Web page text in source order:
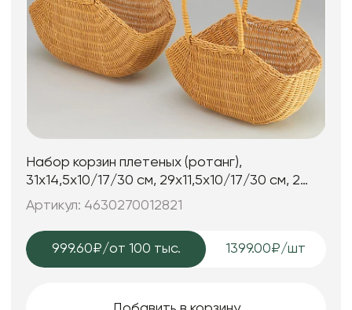
Набор корзин плетеных (ротанг),
31x14,5x10/17/30 см, 29x11,5x10/17/30 см, 2
шт., натуральный
Артикул: 4630270012821
999.60₽/от 100 тыс. 1399.00₽/шт